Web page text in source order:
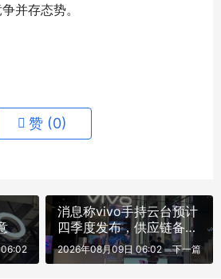
并存态势。
赞 (0)
消息称vivo手持云台预计
四季度发布，供应链备货
百万
下一篇
2026年08月09日 06:02